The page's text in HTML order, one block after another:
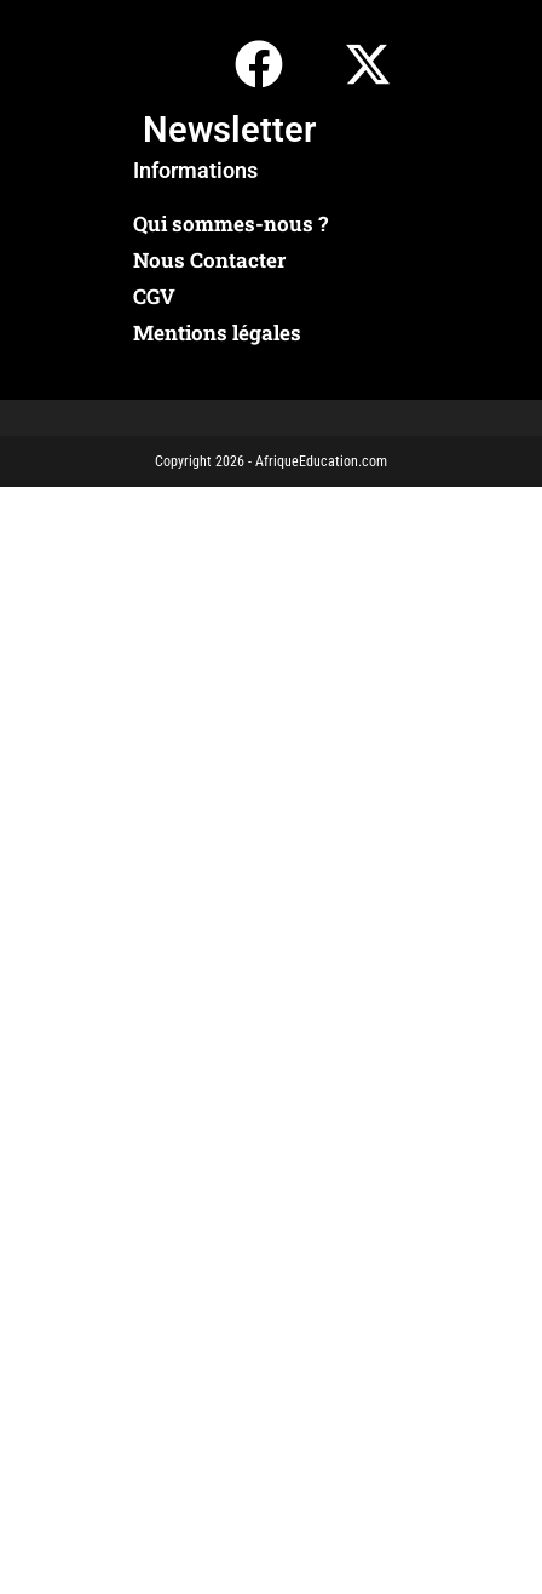
Newsletter
Informations
Qui sommes-nous ?
Nous Contacter
CGV
Mentions légales
Copyright 2026 - AfriqueEducation.com